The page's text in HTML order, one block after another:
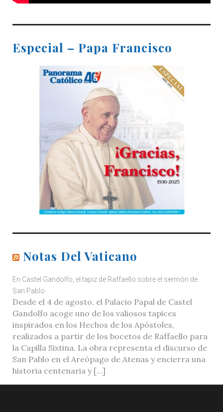
Especial – Papa Francisco
Notas Del Vaticano
En Castel Gandolfo, el tapiz de Raffaello sobre el sermón de
San Pablo
Desde el 4 de agosto, el Palacio Papal de Castel
Gandolfo acoge uno de los valiosos tapices
inspirados en los Hechos de los Apóstoles,
realizados a partir de los bocetos de Raffaello para
la Capilla Sixtina. La obra representa el discurso de
San Pablo en el Areópago de Atenas y encierra una
historia centenaria y […]